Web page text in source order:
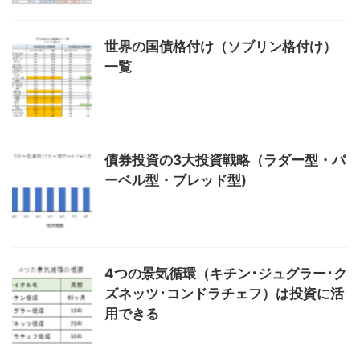
世界の国債格付け（ソブリン格付け）
一覧
債券投資の3大投資戦略（ラダー型・バ
ーベル型・ブレッド型)
4つの景気循環（キチン･ジュグラー･ク
ズネッツ･コンドラチェフ）は投資に活
用できる